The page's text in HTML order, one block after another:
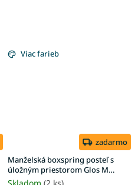
Viac farieb
zadarmo
Manželská boxspring posteľ s
úložným priestorom Glos M
180x200 - sivá